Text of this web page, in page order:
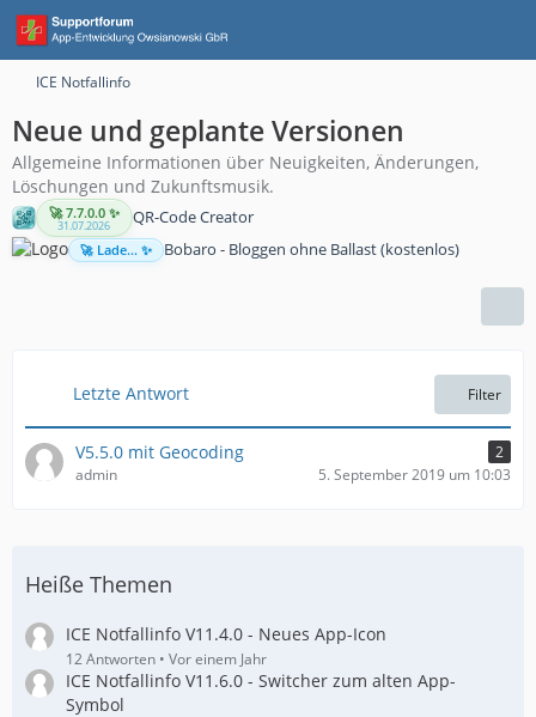
ICE Notfallinfo
Neue und geplante Versionen
Allgemeine Informationen über Neuigkeiten, Änderungen,
Löschungen und Zukunftsmusik.
🚀 7.7.0.0 ✨
31.07.2026 QR-Code Creator
🚀 Lade... ✨ Bobaro - Bloggen ohne Ballast (kostenlos)
Letzte Antwort Filter
V5.5.0 mit Geocoding
2
admin
5. September 2019 um 10:03
Heiße Themen
ICE Notfallinfo V11.4.0 - Neues App-Icon
12 Antworten Vor einem Jahr
ICE Notfallinfo V11.6.0 - Switcher zum alten App-
Symbol